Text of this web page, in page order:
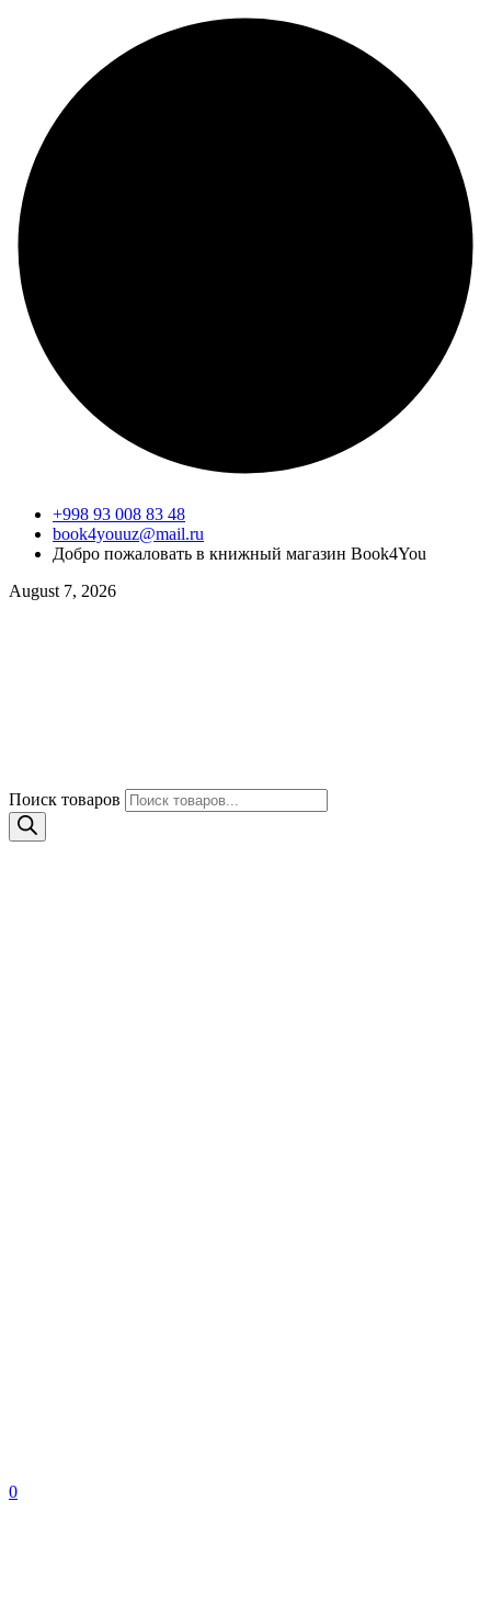
+998 93 008 83 48
book4youuz@mail.ru
Добро пожаловать в книжный магазин Book4You
August 7, 2026
Поиск товаров
0